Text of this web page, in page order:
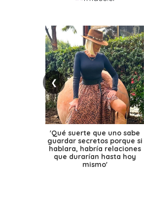
❮
'Qué suerte que uno sabe
guardar secretos porque si
hablara, habría relaciones
que durarían hasta hoy
mismo'